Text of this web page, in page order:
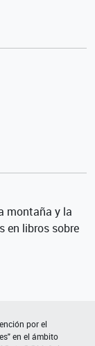
montaña y la
en libros sobre
por el
en el ámbito